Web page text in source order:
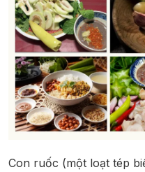
Con ruốc (một loạt tép